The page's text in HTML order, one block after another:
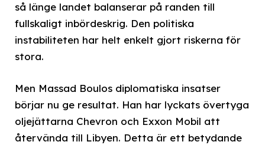
så länge landet balanserar på randen till
fullskaligt inbördeskrig. Den politiska
instabiliteten har helt enkelt gjort riskerna för
stora.
Men Massad Boulos diplomatiska insatser
börjar nu ge resultat. Han har lyckats övertyga
oljejättarna Chevron och Exxon Mobil att
återvända till Libyen. Detta är ett betydande